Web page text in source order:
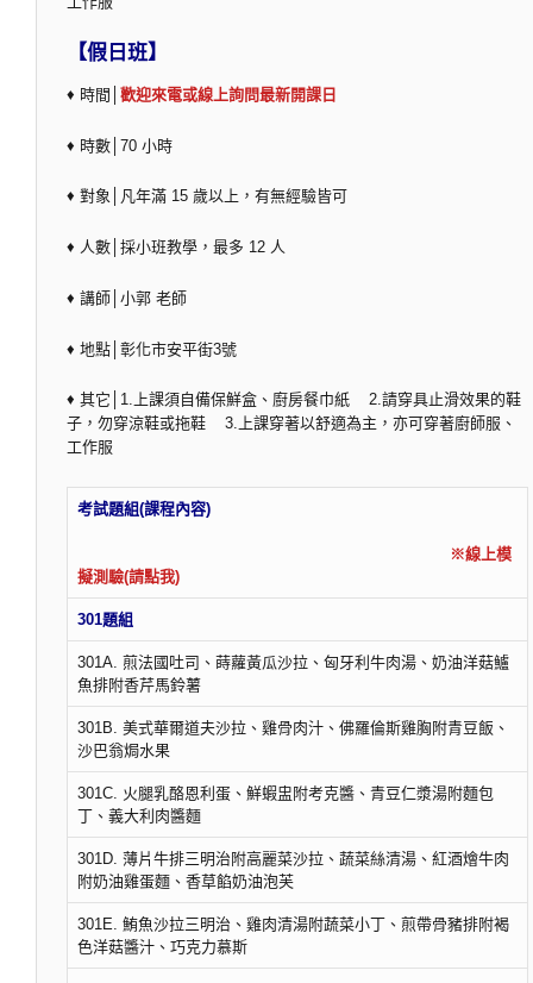
【假日班】
♦ 時間│ 歡迎來電或線上詢問最新開課日
♦ 時數│70 小時
♦ 對象│凡年滿 15 歲以上，有無經驗皆可
♦ 人數│採小班教學，最多 12 人
♦ 講師│小郭 老師
♦ 地點│彰化市安平街3號
♦ 其它│1.上課須自備保鮮盒、廚房餐巾紙 2.請穿具止滑效果的鞋
子，勿穿涼鞋或拖鞋 3.上課穿著以舒適為主，亦可穿著廚師服、
工作服
考試題組(課程內容)
※線上模
擬測驗(請點我)
301題組
301A. 煎法國吐司、蒔蘿黃瓜沙拉、匈牙利牛肉湯、奶油洋菇鱸
魚排附香芹馬鈴薯
301B. 美式華爾道夫沙拉、雞骨肉汁、佛羅倫斯雞胸附青豆飯、
沙巴翁焗水果
301C. 火腿乳酪恩利蛋、鮮蝦盅附考克醬、青豆仁漿湯附麵包
丁、義大利肉醬麵
301D. 薄片牛排三明治附高麗菜沙拉、蔬菜絲清湯、紅酒燴牛肉
附奶油雞蛋麵、香草餡奶油泡芙
301E. 鮪魚沙拉三明治、雞肉清湯附蔬菜小丁、煎帶骨豬排附褐
色洋菇醬汁、巧克力慕斯